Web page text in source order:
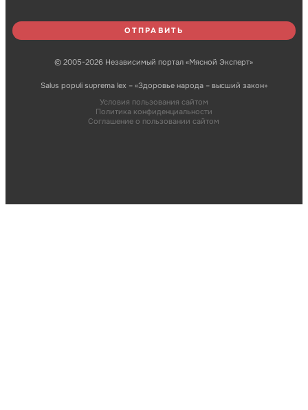
© 2005-2026 Независимый портал «Мясной Эксперт»
Salus populi suprema lex – «Здоровье народа – высший закон»
Условия пользования сайтом
Политика конфиденциальности
Соглашение о пользовании сайтом